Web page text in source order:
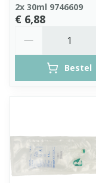
2x 30ml 9746609
€ 6,88
Bestel